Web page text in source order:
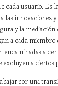
cada usuario. Es
las innovaciones
y la mediación
a cada
encaminadas a
excluyen a ciertos
por una